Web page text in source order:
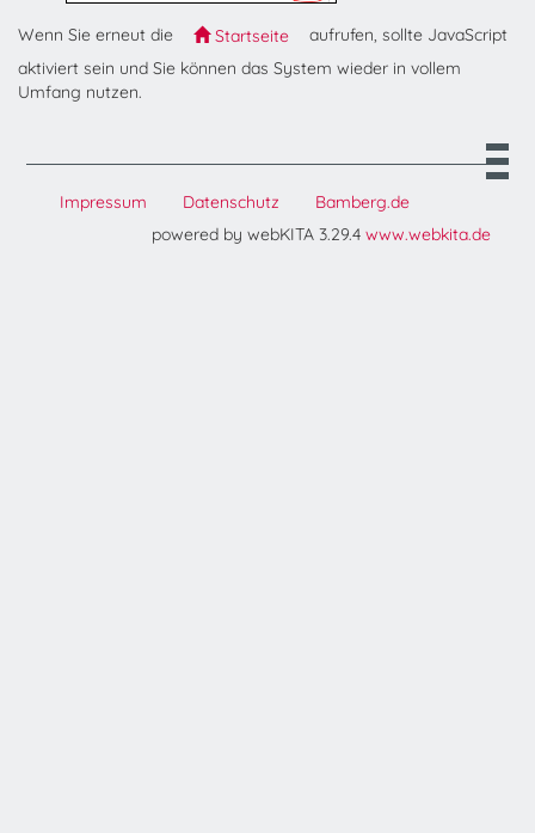
Wenn Sie erneut die Startseite
aufrufen, sollte JavaScript
aktiviert sein und Sie können das System wieder in vollem
Umfang nutzen.
Impressum Datenschutz
Bamberg.de
powered by webKITA 3.29.4 www.webkita.de